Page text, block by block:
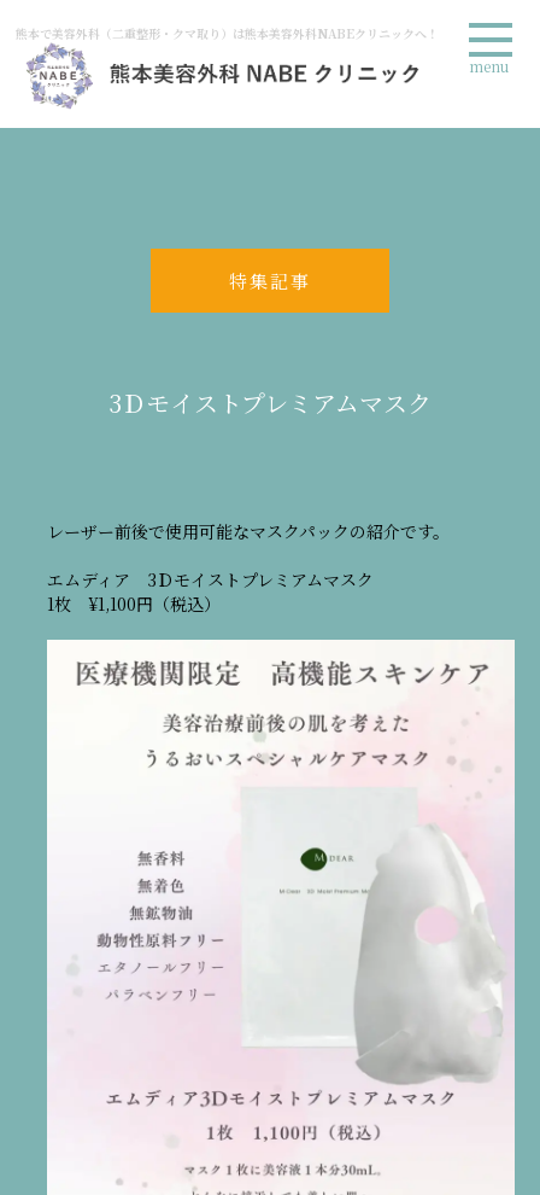
熊本で美容外科（二重整形・クマ取り）は熊本美容外科NABEクリニックへ！
特集記事
3Ｄモイストプレミアムマスク
レーザー前後で使用可能なマスクパックの紹介です。
エムディア 3Ｄモイストプレミアムマスク
1枚 ¥1,100円（税込）
menu